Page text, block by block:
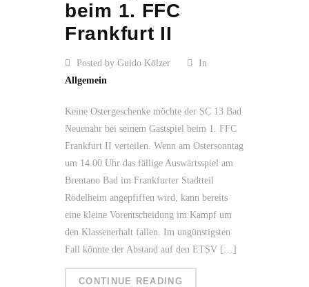
beim 1. FFC
Frankfurt II
Posted by Guido Kölzer
In
Allgemein
Keine Ostergeschenke möchte der SC 13 Bad
Neuenahr bei seinem Gastspiel beim 1. FFC
Frankfurt II verteilen. Wenn am Ostersonntag
um 14.00 Uhr das fällige Auswärtsspiel am
Brentano Bad im Frankfurter Stadtteil
Rödelheim angepfiffen wird, kann bereits
eine kleine Vorentscheidung im Kampf um
den Klassenerhalt fallen. Im ungünstigsten
Fall könnte der Abstand auf den ETSV […]
CONTINUE READING